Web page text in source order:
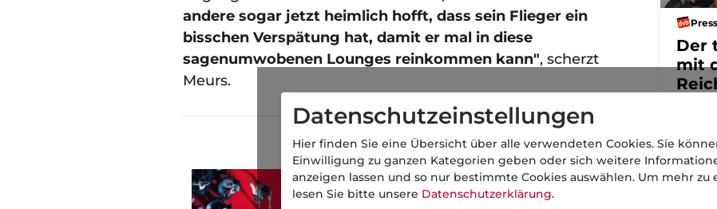
andere sogar jetzt heimlich hofft, dass sein Flieger ein
bisschen Verspätung hat, damit er mal in diese
sagenumwobenen Lounges reinkommen kann", scherzt
Meurs.
Lesen Sie auch:
Kurios
Gala fürs Geld: Wenn Finanzjournalisten zu
Der
mit
Datenschutzeinstellungen
Hier finden Sie eine Übersicht über alle verwendeten Cookies. Sie
Einwilligung zu ganzen Kategorien geben oder sich weitere
anzeigen lassen und so nur bestimmte Cookies auswählen. Um mehr zu
lesen Sie bitte unsere Datenschutzerklärung.